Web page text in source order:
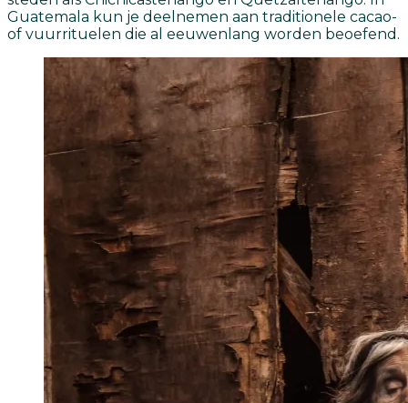
Guatemala kun je deelnemen aan traditionele cacao-
of vuurrituelen die al eeuwenlang worden beoefend.